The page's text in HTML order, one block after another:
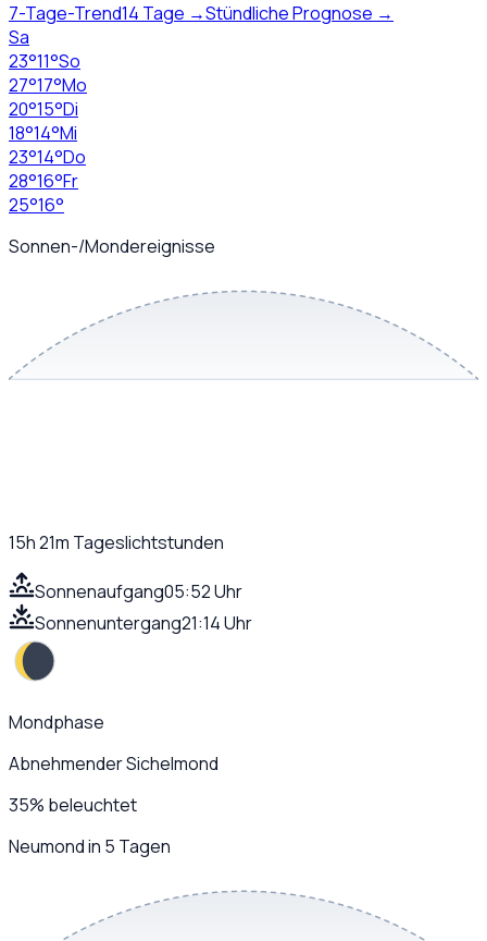
7-Tage-Trend14 Tage →Stündliche Prognose →
Sa
23°11°So
27°17°Mo
20°15°Di
18°14°Mi
23°14°Do
28°16°Fr
25°16°
Sonnen-/Mondereignisse
15h 21m Tageslichtstunden
Sonnenaufgang05:52 Uhr
Sonnenuntergang21:14 Uhr
Mondphase
Abnehmender Sichelmond
35% beleuchtet
Neumond in 5 Tagen